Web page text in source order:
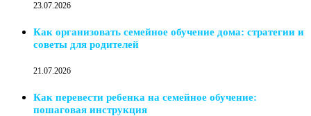
23.07.2026
Как организовать семейное обучение дома: стратегии и
советы для родителей
21.07.2026
Как перевести ребенка на семейное обучение:
пошаговая инструкция